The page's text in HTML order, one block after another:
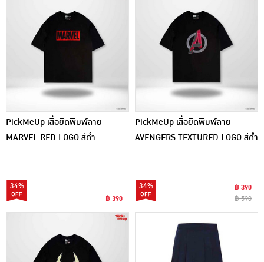
PickMeUp เสื้อยืดพิมพ์ลาย
MARVEL RED LOGO สีดำ
34%
฿ 390
PickMeUp เสื้อยืดพิมพ์ลาย
AVENGERS TEXTURED LOGO สีดำ
34%
฿ 390
฿ 590